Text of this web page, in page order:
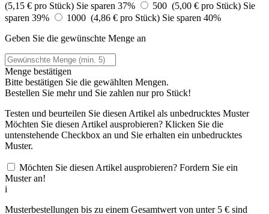
(5,15 € pro Stück) Sie sparen 37% 500 (5,00 € pro Stück) Sie
sparen 39%
1000 (4,86 € pro Stück) Sie sparen 40%
Geben Sie die gewünschte Menge an
Menge bestätigen
Bitte bestätigen Sie die gewählten Mengen.
Bestellen Sie mehr und Sie zahlen nurpro Stück!
Testen und beurteilen Sie diesen Artikel als unbedrucktes Muster
Möchten Sie diesen Artikel ausprobieren? Klicken Sie die
untenstehende Checkbox an und Sie erhalten ein unbedrucktes
Muster.
Möchten Sie diesen Artikel ausprobieren? Fordern Sie ein
Muster an!
i
Musterbestellungen bis zu einem Gesamtwert von unter 5 € sind